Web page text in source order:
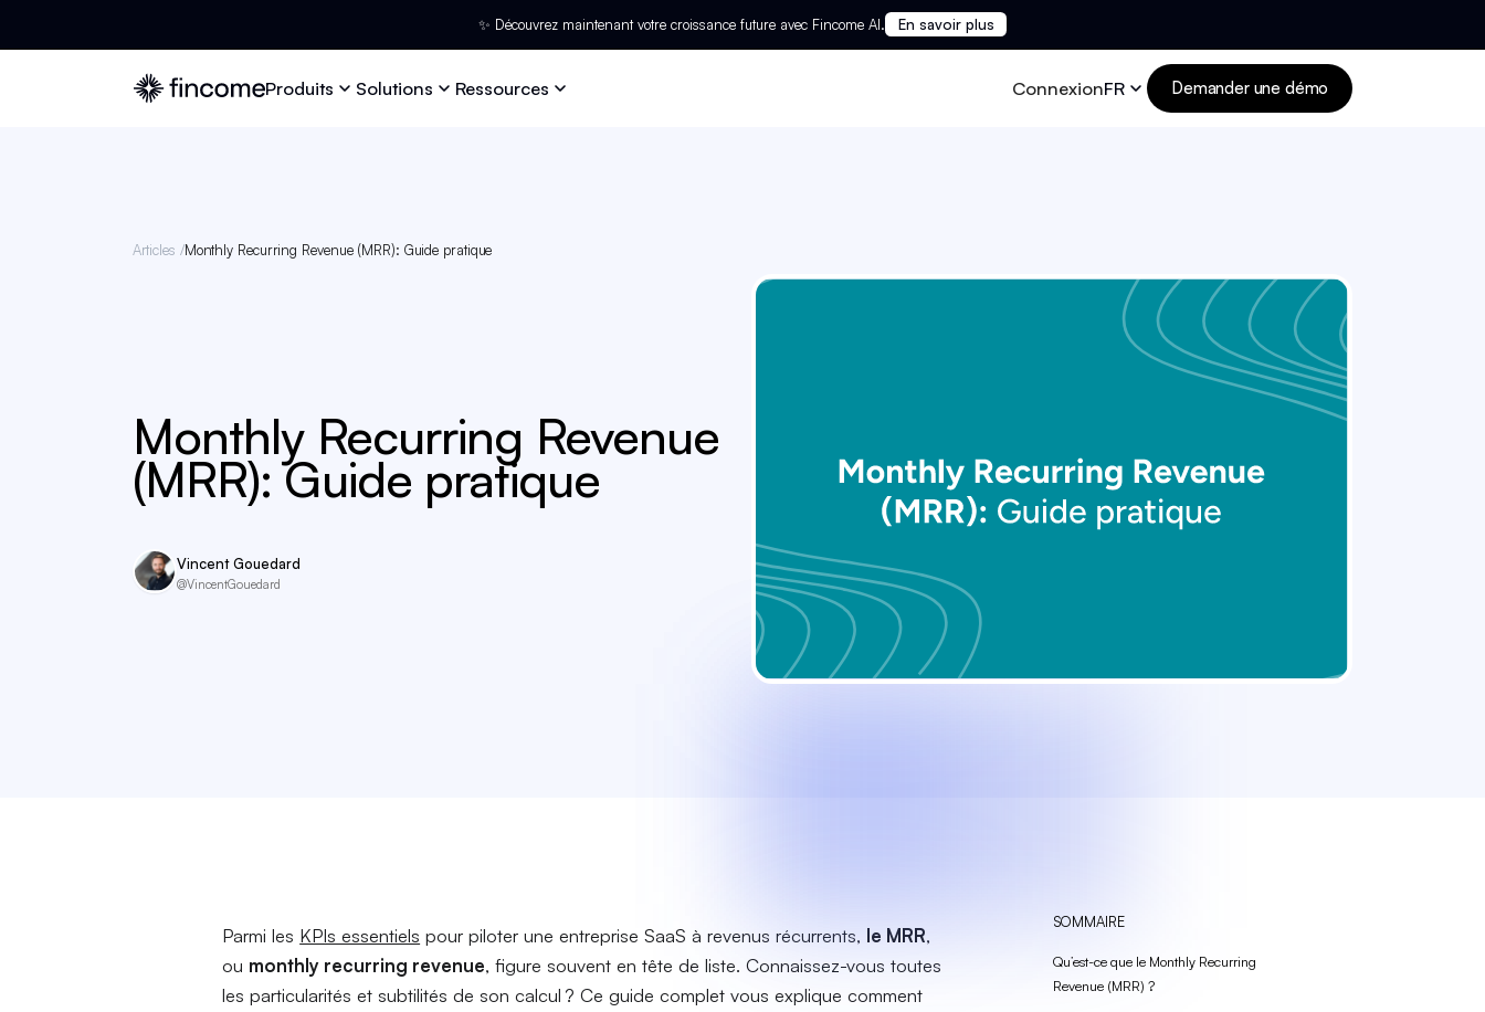
✨ Découvrez maintenant votre croissance future avec Fincome AI. En savoir plus
Produits Solutions Ressources ConnexionFR Demander une démo
Articles /Monthly Recurring Revenue (MRR): Guide pratique
Monthly Recurring Revenue
(MRR): Guide pratique
Vincent Gouedard
@VincentGouedard
Parmi les KPIs essentiels pour piloter une entreprise SaaS à revenus récurrents, le MRR,
ou monthly recurring revenue, figure souvent en tête de liste. Connaissez-vous toutes
les particularités et subtilités de son calcul ? Ce guide complet vous explique comment
SOMMAIRE
Qu’est-ce que le Monthly Recurring
Revenue (MRR) ?